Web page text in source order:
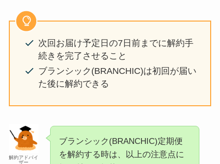
次回お届け予定日の7日前までに解約手
続きを完了させること
ブランシック(BRANCHIC)は初回が届い
た後に解約できる
解約アドバイ
ザー
ブランシック(BRANCHIC)定期便
を解約する時は、以上の注意点に